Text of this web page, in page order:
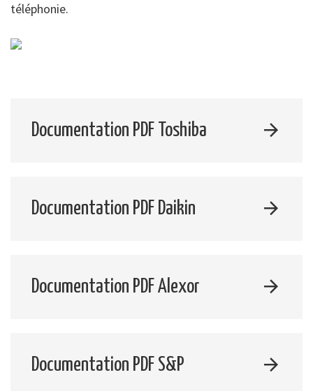
téléphonie.
Documentation PDF Toshiba
Documentation PDF Daikin
Documentation PDF Alexor
Documentation PDF S&P